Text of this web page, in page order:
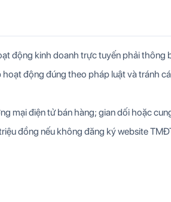
động kinh doanh trực tuyến phải thông
động đúng theo pháp luật và tránh
mại điện tử bán hàng; gian dối hoặc
đồng nếu không đăng ký website